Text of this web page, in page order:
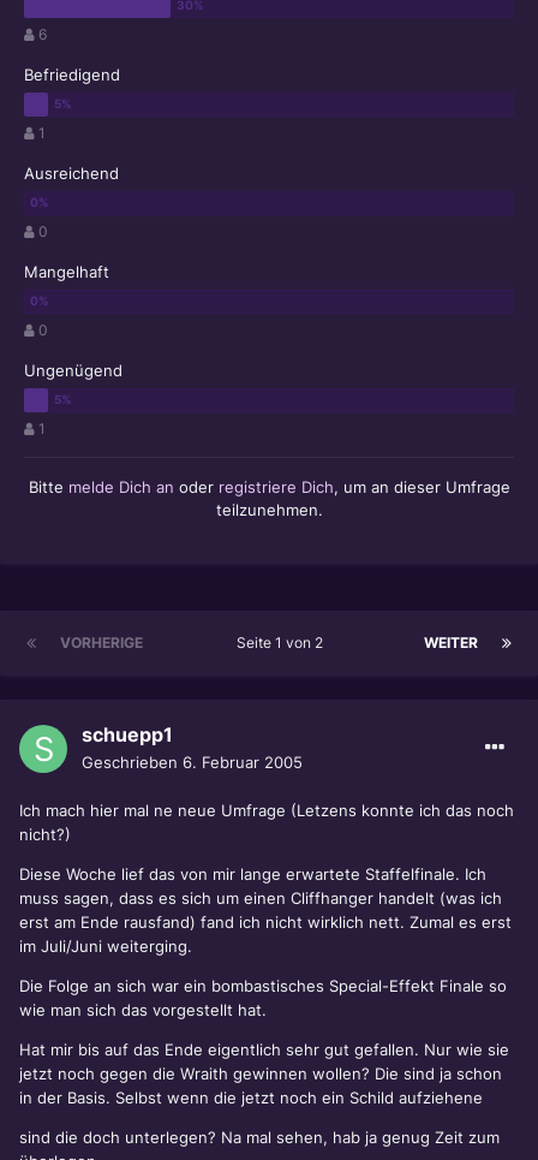
6
Befriedigend
1
Ausreichend
0
Mangelhaft
0
Ungenügend
1
Bitte melde Dich an oder registriere Dich, um an dieser Umfrage
teilzunehmen.
VORHERIGE WEITER
Seite 1 von 2
schuepp1
Geschrieben 6. Februar 2005
Ich mach hier mal ne neue Umfrage (Letzens konnte ich das noch
nicht?)
Diese Woche lief das von mir lange erwartete Staffelfinale. Ich
muss sagen, dass es sich um einen Cliffhanger handelt (was ich
erst am Ende rausfand) fand ich nicht wirklich nett. Zumal es erst
im Juli/Juni weiterging.
Die Folge an sich war ein bombastisches Special-Effekt Finale so
wie man sich das vorgestellt hat.
Hat mir bis auf das Ende eigentlich sehr gut gefallen. Nur wie sie
jetzt noch gegen die Wraith gewinnen wollen? Die sind ja schon
in der Basis. Selbst wenn die jetzt noch ein Schild aufziehene
sind die doch unterlegen? Na mal sehen, hab ja genug Zeit zum